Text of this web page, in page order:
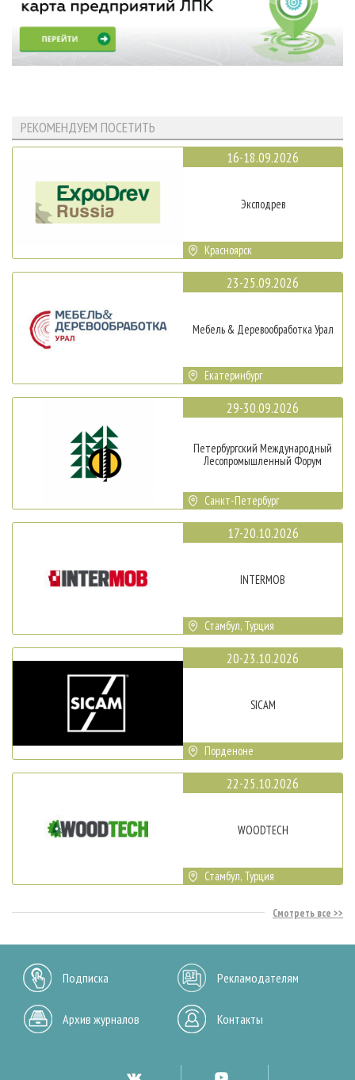
РЕКОМЕНДУЕМ ПОСЕТИТЬ
16-18.09.2026
Эксподрев
Красноярск
23-25.09.2026
Мебель & Деревообработка Урал
Екатеринбург
29-30.09.2026
Петербургский Международный
Лесопромышленный Форум
Санкт-Петербург
17-20.10.2026
INTERMOB
Стамбул, Турция
20-23.10.2026
SICAM
Порденоне
22-25.10.2026
WOODTECH
Стамбул, Турция
Смотреть все
Подписка Рекламодателям
Архив журналов Контакты